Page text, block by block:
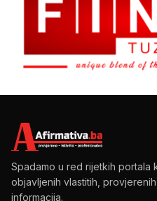
Spadamo u red rijetkih portala
objavljenih vlastitih,
informacija.